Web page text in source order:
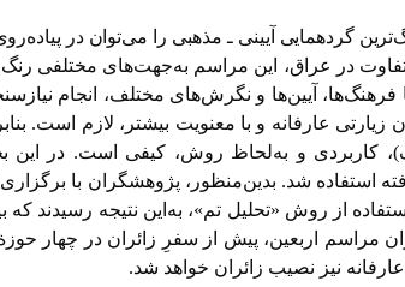
گردهمایی آیینی‌ ـ ‌مذهبی را می‌توان در
در عراق، این مراسم به‌جهت‌های مختلفی
فرهنگ‌ها، آیین‌ها و نگرش‌های مختلف، انجام
زیارتی عارفانه و با معنویت بیشتر، لازم است.
کاربردی و به‌‌لحاظ روش، کیفی است. در این
استفاده از روش «تحلیل تم»، به‌این نتیجه
مراسم اربعین، پیش از سفرِ زائران در چهار
نیز نصیب زائران خواهد شد.